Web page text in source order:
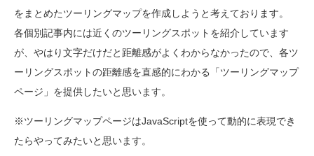
をまとめたツーリングマップを作成しようと考えております。
各個別記事内には近くのツーリングスポットを紹介しています
が、やはり文字だけだと距離感がよくわからなかったので、各ツ
ーリングスポットの距離感を直感的にわかる「ツーリングマップ
ページ」を提供したいと思います。
※ツーリングマップページはJavaScriptを使って動的に表現でき
たらやってみたいと思います。